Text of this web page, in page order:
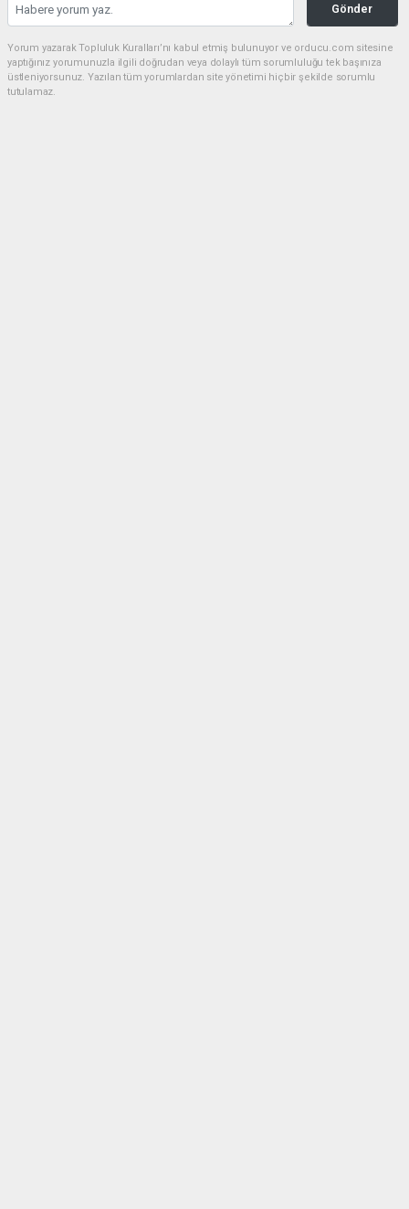
Gönder
Yorum yazarak Topluluk Kuralları’nı kabul etmiş bulunuyor ve orducu.com sitesine
yaptığınız yorumunuzla ilgili doğrudan veya dolaylı tüm sorumluluğu tek başınıza
üstleniyorsunuz. Yazılan tüm yorumlardan site yönetimi hiçbir şekilde sorumlu
tutulamaz.